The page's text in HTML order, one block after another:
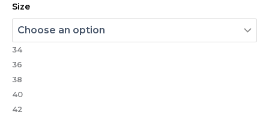
Size
34
36
38
40
42